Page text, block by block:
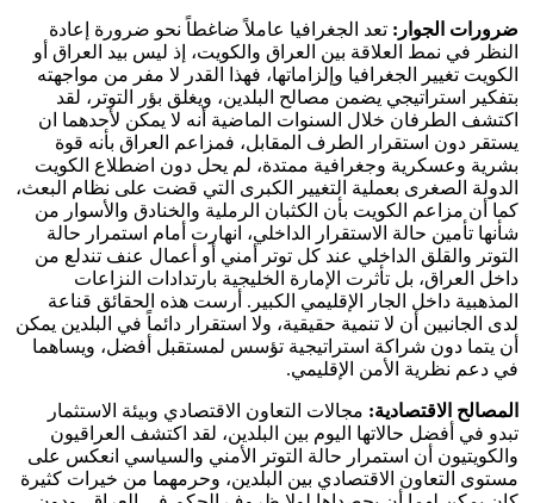
ضرورات الجوار: تعد الجغرافيا عاملاً ضاغطاً نحو ضرورة إعادة
النظر في نمط العلاقة بين العراق والكويت، إذ ليس بيد العراق أو
الكويت تغيير الجغرافيا وإلزاماتها، فهذا القدر لا مفر من مواجهته
بتفكير استراتيجي يضمن مصالح البلدين، ويغلق بؤر التوتر، لقد
اكتشف الطرفان خلال السنوات الماضية أنه لا يمكن لأحدهما ان
يستقر دون استقرار الطرف المقابل، فمزاعم العراق بأنه قوة
بشرية وعسكرية وجغرافية ممتدة، لم يحل دون اضطلاع الكويت
الدولة الصغرى بعملية التغيير الكبرى التي قضت على نظام البعث،
كما أن مزاعم الكويت بأن الكثبان الرملية والخنادق والأسوار من
شأنها تأمين حالة الاستقرار الداخلي، انهارت أمام استمرار حالة
التوتر والقلق الداخلي عند كل توتر أمني أو أعمال عنف تندلع من
داخل العراق، بل تأثرت الإمارة الخليجية بارتدادات النزاعات
المذهبية داخل الجار الإقليمي الكبير. أرست هذه الحقائق قناعة
لدى الجانبين أن لا تنمية حقيقية، ولا استقرار دائماً في البلدين يمكن
أن يتما دون شراكة استراتيجية تؤسس لمستقبل أفضل، ويساهما
في دعم نظرية الأمن الإقليمي.
المصالح الاقتصادية: مجالات التعاون الاقتصادي وبيئة الاستثمار
تبدو في أفضل حالاتها اليوم بين البلدين، لقد اكتشف العراقيون
والكويتيون أن استمرار حالة التوتر الأمني والسياسي انعكس على
مستوى التعاون الاقتصادي بين البلدين، وحرمهما من خيرات كثيرة